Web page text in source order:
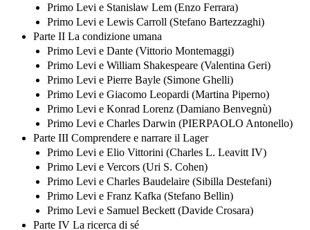
Primo Levi e Stanislaw Lem (Enzo Ferrara)
Primo Levi e Lewis Carroll (Stefano Bartezzaghi)
Parte II La condizione umana
Primo Levi e Dante (Vittorio Montemaggi)
Primo Levi e William Shakespeare (Valentina Geri)
Primo Levi e Pierre Bayle (Simone Ghelli)
Primo Levi e Giacomo Leopardi (Martina Piperno)
Primo Levi e Konrad Lorenz (Damiano Benvegnù)
Primo Levi e Charles Darwin (PIERPAOLO Antonello)
Parte III Comprendere e narrare il Lager
Primo Levi e Elio Vittorini (Charles L. Leavitt IV)
Primo Levi e Vercors (Uri S. Cohen)
Primo Levi e Charles Baudelaire (Sibilla Destefani)
Primo Levi e Franz Kafka (Stefano Bellin)
Primo Levi e Samuel Beckett (Davide Crosara)
Parte IV La ricerca di sé